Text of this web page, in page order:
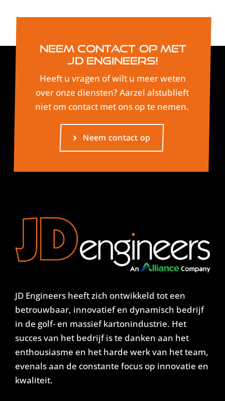
Neem contact op met
JD Engineers!
Heeft u vragen of wilt u meer weten
over onze diensten? Aarzel alstublieft
niet om contact met ons op te nemen.
Neem contact op
JD Engineers heeft zich ontwikkeld tot een
betrouwbaar, innovatief en dynamisch bedrijf
in de golf- en massief kartonindustrie. Het
succes van het bedrijf is te danken aan het
enthousiasme en het harde werk van het team,
evenals aan de constante focus op innovatie en
kwaliteit.